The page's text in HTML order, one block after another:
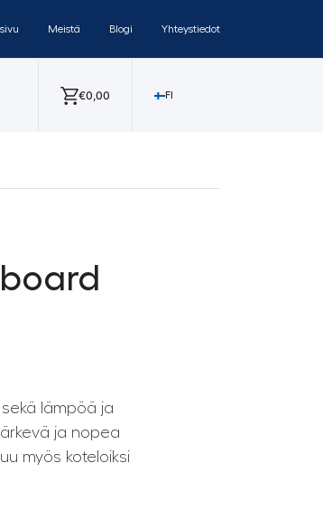
Meistä Blogi Yhteystiedot
€0,00 FI
lämpöä ja
ja nopea
myös koteloiksi